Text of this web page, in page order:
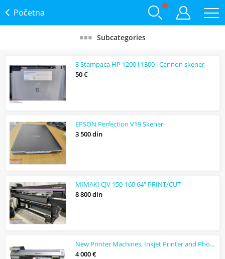
Početna
Subcategories
3 Stampaca HP 1200 i 1300 i Cannon skener
50 €
EPSON Perfection V19 Skener
3 500 din
MIMAKI CJV 150-160 64" PRINT/CUT
8 800 din
New Printer Machines, Inkjet Printer and Photo Printer Laser
4 000 €